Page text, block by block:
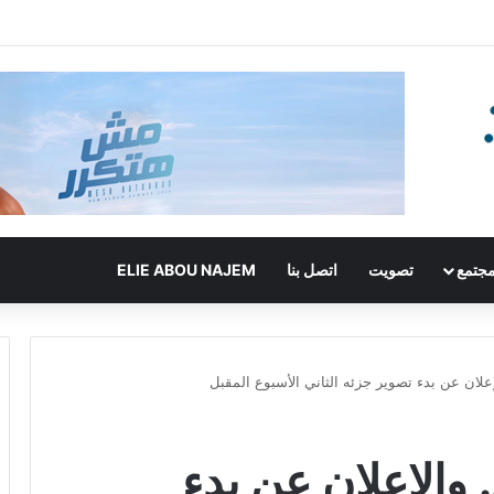
مجتمع تصويت اتصل بنا ELIE ABOU NAJEM
عن بدء تصوير جزئه الثاني الأسبوع المقبل
والإعلان عن بدء